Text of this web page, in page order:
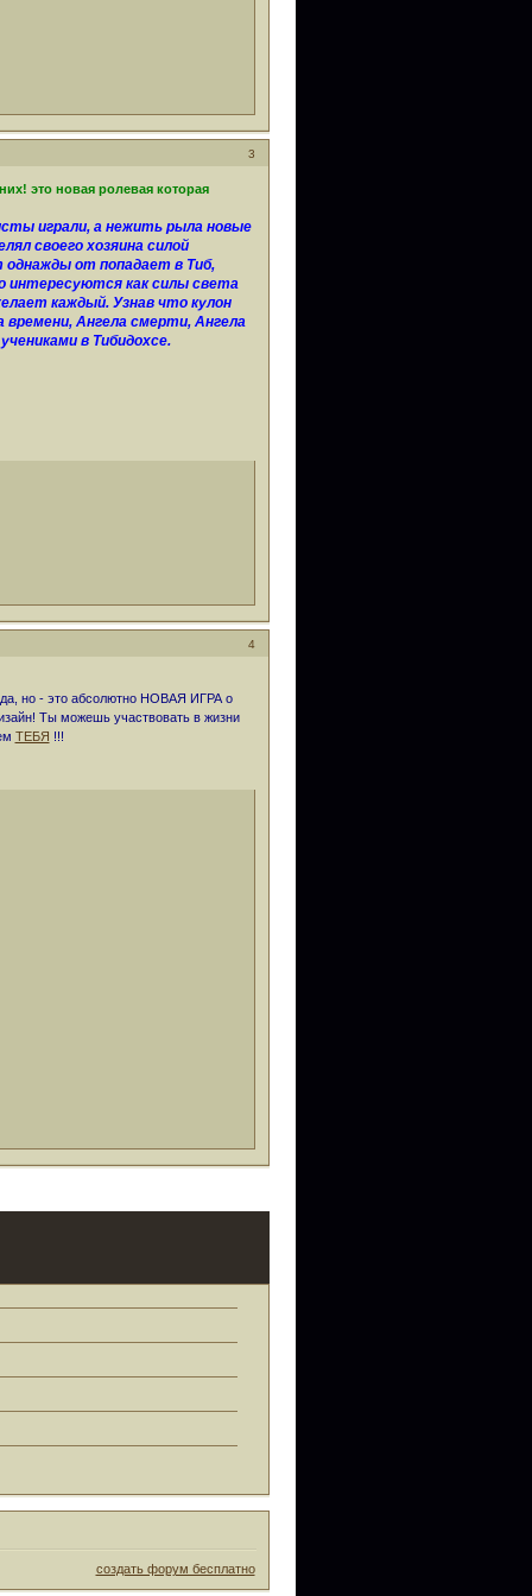
3
это новая ролевая которая
играли, а нежить рыла новые
своего хозяина силой
однажды от попадает в Тиб,
интересуются как силы света
каждый. Узнав что кулон
Ангела смерти, Ангела
в Тибидохсе.
4
да, но - это абсолютно НОВАЯ ИГРА о
Ты можешь участвовать в жизни
ТЕБЯ !!!
создать форум бесплатно